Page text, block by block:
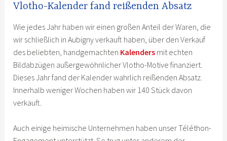
Vlotho-Kalender fand reißenden Absatz
Wie jedes Jahr haben wir einen großen Anteil der Waren, die
wir schließlich in Aubigny verkauft haben, über den Verkauf
des beliebten, handgemachten Kalenders mit echten
Bildabzügen außergewöhnlicher Vlotho-Motive finanziert.
Dieses Jahr fand der Kalender wahrlich reißenden Absatz.
Innerhalb weniger Wochen haben wir 140 Stück davon
verkauft.
Auch einige heimische Unternehmen haben unser Téléthon-